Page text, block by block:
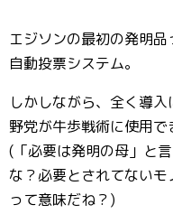
エジソンの最初の発明
自動投票システム。
しかしながら、全く導入
野党が牛歩戦術に使用で
(「必要は発明の母」と
な？必要とされてない
って意味だね？)